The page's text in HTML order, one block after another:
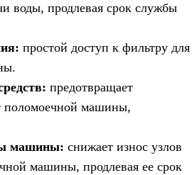
воды, продлевая срок службы
простой доступ к фильтру для
предотвращает
поломоечной машины,
машины: снижает износ узлов
машины, продлевая ее срок